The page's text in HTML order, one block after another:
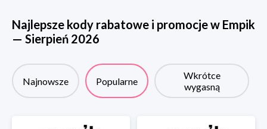
Najlepsze kody rabatowe i promocje w Empik
— Sierpień 2026
Najnowsze Popularne
Wkrótce
wygasną